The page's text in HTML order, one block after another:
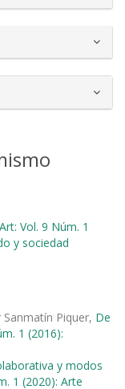
Vol. 9 Núm. 1
y sociedad
Sanmatín Piquer, De
1 (2016):
y modos
1 (2020): Arte